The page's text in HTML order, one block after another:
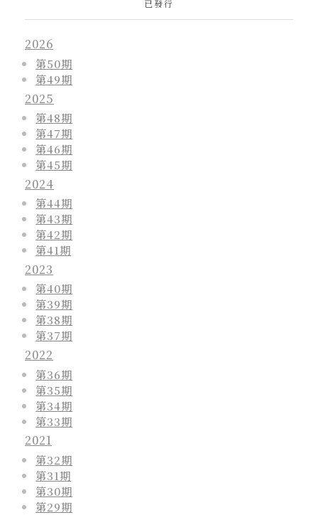
已發行
2026
第50期
第49期
2025
第48期
第47期
第46期
第45期
2024
第44期
第43期
第42期
第41期
2023
第40期
第39期
第38期
第37期
2022
第36期
第35期
第34期
第33期
2021
第32期
第31期
第30期
第29期